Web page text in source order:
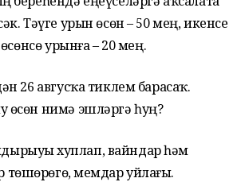
Тәүге урын өсөн – 50 мең, икенсе
урынға – 20 мең.
26 авгусҡа тиклем барасаҡ.
нимә эшләргә һуң?
хуплап, вайндар һәм
төшөрөгөҙ, мемдар уйлағыҙ.